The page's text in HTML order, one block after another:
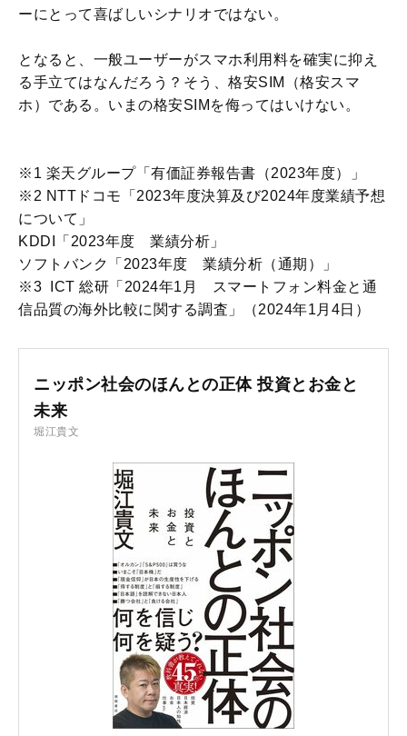
ーにとって喜ばしいシナリオではない。
となると、一般ユーザーがスマホ利用料を確実に抑え
る手立てはなんだろう？そう、格安SIM（格安スマ
ホ）である。いまの格安SIMを侮ってはいけない。
※1 楽天グループ「有価証券報告書（2023年度）」
※2 NTTドコモ「2023年度決算及び2024年度業績予想
について」
KDDI「2023年度 業績分析」
ソフトバンク「2023年度 業績分析（通期）」
※3 ICT 総研「2024年1月 スマートフォン料金と通
信品質の海外比較に関する調査」（2024年1月4日）
ニッポン社会のほんとの正体 投資とお金と
未来
堀江貴文